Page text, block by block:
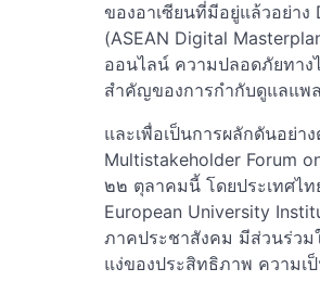
ของอาเซียนที่มีอยู่แล้วอย่าง
(ASEAN Digital
ออนไลน์ ความปลอดภัยทาง
สำคัญของการกำกับดูแลแพ
และเพื่อเป็นการผลักดันอย่า
Multistakeholder Forum
๒๒ ตุลาคมนี้ โดยประเทศไท
European University
ภาคประชาสังคม มีส่วนร่วม
แง่ของประสิทธิภาพ ความเ